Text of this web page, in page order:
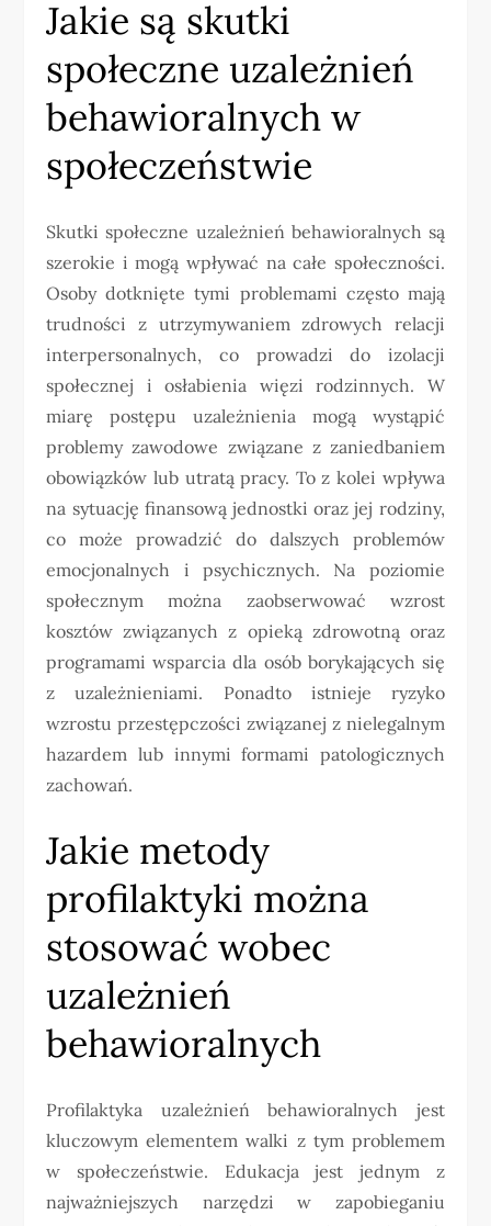
Jakie są skutki
społeczne uzależnień
behawioralnych w
społeczeństwie
Skutki społeczne uzależnień behawioralnych są
szerokie i mogą wpływać na całe społeczności.
Osoby dotknięte tymi problemami często mają
trudności z utrzymywaniem zdrowych relacji
interpersonalnych, co prowadzi do izolacji
społecznej i osłabienia więzi rodzinnych. W
miarę postępu uzależnienia mogą wystąpić
problemy zawodowe związane z zaniedbaniem
obowiązków lub utratą pracy. To z kolei wpływa
na sytuację finansową jednostki oraz jej rodziny,
co może prowadzić do dalszych problemów
emocjonalnych i psychicznych. Na poziomie
społecznym można zaobserwować wzrost
kosztów związanych z opieką zdrowotną oraz
programami wsparcia dla osób borykających się
z uzależnieniami. Ponadto istnieje ryzyko
wzrostu przestępczości związanej z nielegalnym
hazardem lub innymi formami patologicznych
zachowań.
Jakie metody
profilaktyki można
stosować wobec
uzależnień
behawioralnych
Profilaktyka uzależnień behawioralnych jest
kluczowym elementem walki z tym problemem
w społeczeństwie. Edukacja jest jednym z
najważniejszych narzędzi w zapobieganiu